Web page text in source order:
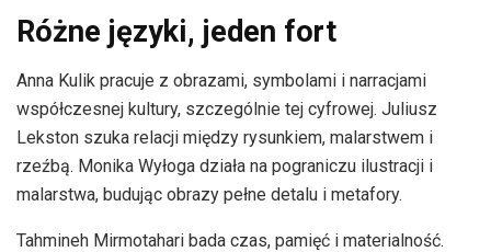
Różne języki, jeden fort
Anna Kulik pracuje z obrazami, symbolami i narracjami
współczesnej kultury, szczególnie tej cyfrowej. Juliusz
Lekston szuka relacji między rysunkiem, malarstwem i
rzeźbą. Monika Wyłoga działa na pograniczu ilustracji i
malarstwa, budując obrazy pełne detalu i metafory.
Tahmineh Mirmotahari bada czas, pamięć i materialność.